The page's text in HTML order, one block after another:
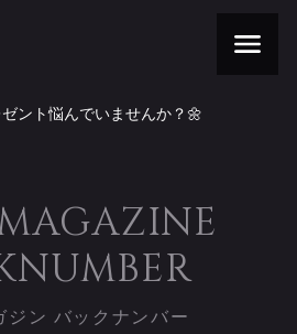
ント悩んでいませんか？🌼
ジン バックナンバー